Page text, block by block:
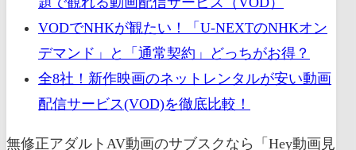
VODでNHKが観たい！「U-NEXTのNHKオン
デマンド」と「通常契約」どっちがお得？
全8社！新作映画のネットレンタルが安い動画
配信サービス(VOD)を徹底比較！
無修正アダルトAV動画のサブスクなら「Hey動画見